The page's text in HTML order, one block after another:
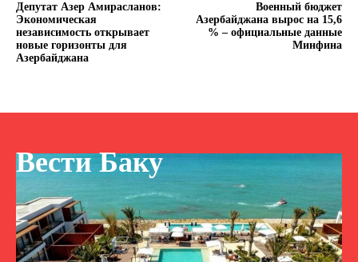
Депутат Азер Амирасланов:
Экономическая
независимость открывает
новые горизонты для
Азербайджана
Военный бюджет
Азербайджана вырос на 15,6
% – официальные данные
Минфина
Вести Баку